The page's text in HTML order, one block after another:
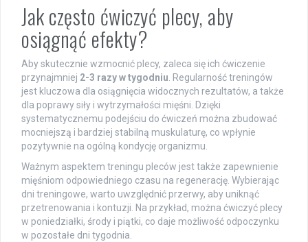
Jak często ćwiczyć plecy, aby
osiągnąć efekty?
Aby skutecznie wzmocnić plecy, zaleca się ich ćwiczenie
przynajmniej 2-3 razy w tygodniu. Regularność treningów
jest kluczowa dla osiągnięcia widocznych rezultatów, a także
dla poprawy siły i wytrzymałości mięśni. Dzięki
systematycznemu podejściu do ćwiczeń można zbudować
mocniejszą i bardziej stabilną muskulaturę, co wpłynie
pozytywnie na ogólną kondycję organizmu.
Ważnym aspektem treningu pleców jest także zapewnienie
mięśniom odpowiedniego czasu na regenerację. Wybierając
dni treningowe, warto uwzględnić przerwy, aby uniknąć
przetrenowania i kontuzji. Na przykład, można ćwiczyć plecy
w poniedziałki, środy i piątki, co daje możliwość odpoczynku
w pozostałe dni tygodnia.